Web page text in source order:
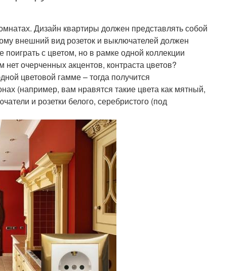
Дизайн квартиры должен представлять собой
внешний вид розеток и выключателей должен
с цветом, но в рамке одной коллекции
очерченных акцентов, контраста цветов?
цветовой гамме – тогда получится
(например, вам нравятся такие цвета как мятный,
и розетки белого, серебристого (под